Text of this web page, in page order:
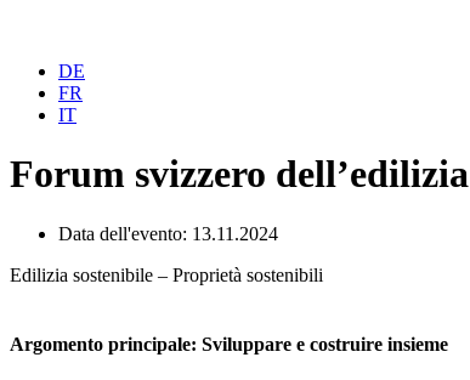
DE
FR
IT
Forum svizzero
Data dell'evento: 13.11.2024
Edilizia sostenibile – Proprietà sostenibili
Argomento principale: Sviluppare e costruire insieme